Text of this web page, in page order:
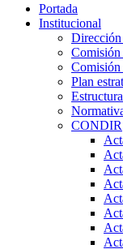
Portada
Institucional
Dirección
Comisión
Comisión
Plan
CONDIR